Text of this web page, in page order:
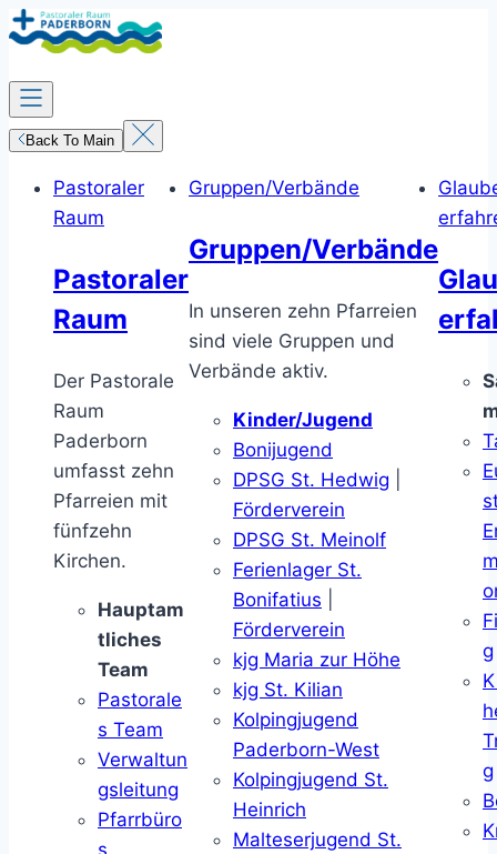
Zum
Inhalt
springen
Back To Main
Pastoraler
Raum
Pastoraler
Raum
Der Pastorale
Raum
Paderborn
umfasst zehn
Pfarreien mit
fünfzehn
Kirchen.
Hauptam
tliches
Team
Pastorale
s Team
Verwaltun
gsleitung
Pfarrbüro
s
Gruppen/Verbände
Gruppen/Verbände
In unseren zehn Pfarreien
sind viele Gruppen und
Verbände aktiv.
Kinder/Jugend
Bonijugend
DPSG St. Hedwig
Förderverein
DPSG St. Meinolf
Ferienlager St.
Bonifatius
Förderverein
kjg Maria zur Höhe
kjg St. Kilian
Kolpingjugend
Paderborn-West
Kolpingjugend St.
Heinrich
Malteserjugend St.
g
g